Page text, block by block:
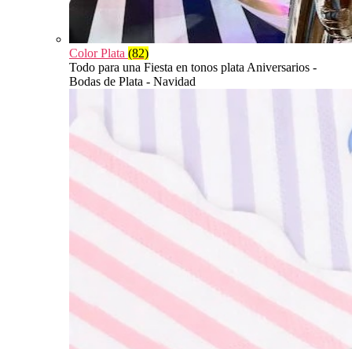
Color Plata (82)
Todo para una Fiesta en tonos plata Aniversarios -
Bodas de Plata - Navidad